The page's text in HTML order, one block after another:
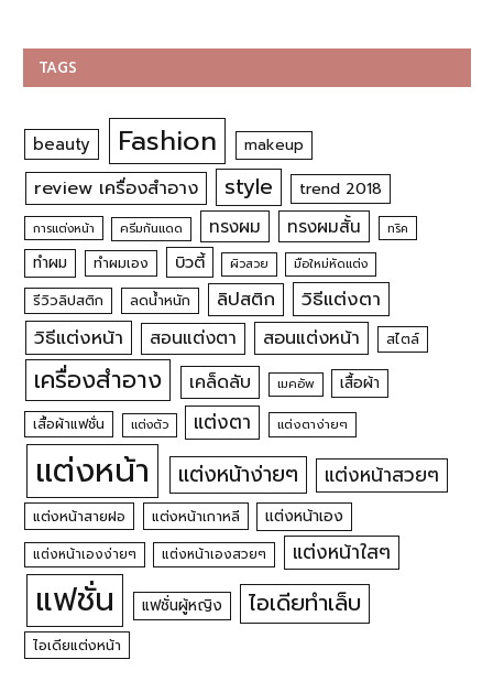
TAGS
beauty Fashion makeup
review เครื่องสำอาง style trend 2018
การแต่งหน้า ครีมกันแดด ทรงผม ทรงผมสั้น ทริค
ทำผม ทำผมเอง บิวตี้ ผิวสวย มือใหม่หัดแต่ง
รีวิวลิปสติก ลดน้ำหนัก ลิปสติก
วิธีแต่งตา
วิธีแต่งหน้า
สอนแต่งตา สอนแต่งหน้า สไตล์
เครื่องสำอาง เคล็ดลับ เมคอัพ เสื้อผ้า
เสื้อผ้าแฟชั่น แต่งตัว แต่งตา แต่งตาง่ายๆ
แต่งหน้า แต่งหน้าง่ายๆ แต่งหน้าสวยๆ
แต่งหน้าสายฝอ แต่งหน้าเกาหลี แต่งหน้าเอง
แต่งหน้าเองง่ายๆ แต่งหน้าเองสวยๆ แต่งหน้าใสๆ
แฟชั่น แฟชั่นผู้หญิง ไอเดียทำเล็บ
ไอเดียแต่งหน้า